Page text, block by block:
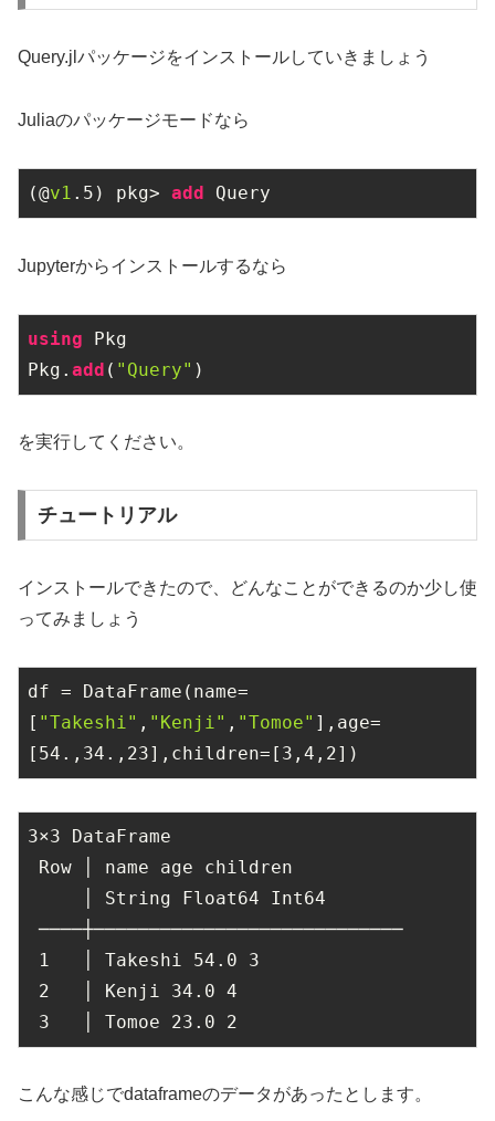
Query.jlパッケージをインストールしていきましょう
Juliaのパッケージモードなら
(@v1 . 5 ) pkg> add Query
Jupyterからインストールするなら
using Pkg
Pkg. add ( "Query" )
を実行してください。
チュートリアル
インストールできたので、どんなことができるのか少し使
ってみましょう
df = DataFrame(name=
[ "Takeshi" , "Kenji" , "Tomoe" ],age=
[ 54. , 34. , 23],children=[ 3 , 4 , 2])
3×3 DataFrame
────┼────────────────────────────
1
   │ Takeshi
54.0
3
2
   │ Kenji
34.0 4
3
   │ Tomoe
23.0 2
こんな感じでdataframeのデータがあったとします。